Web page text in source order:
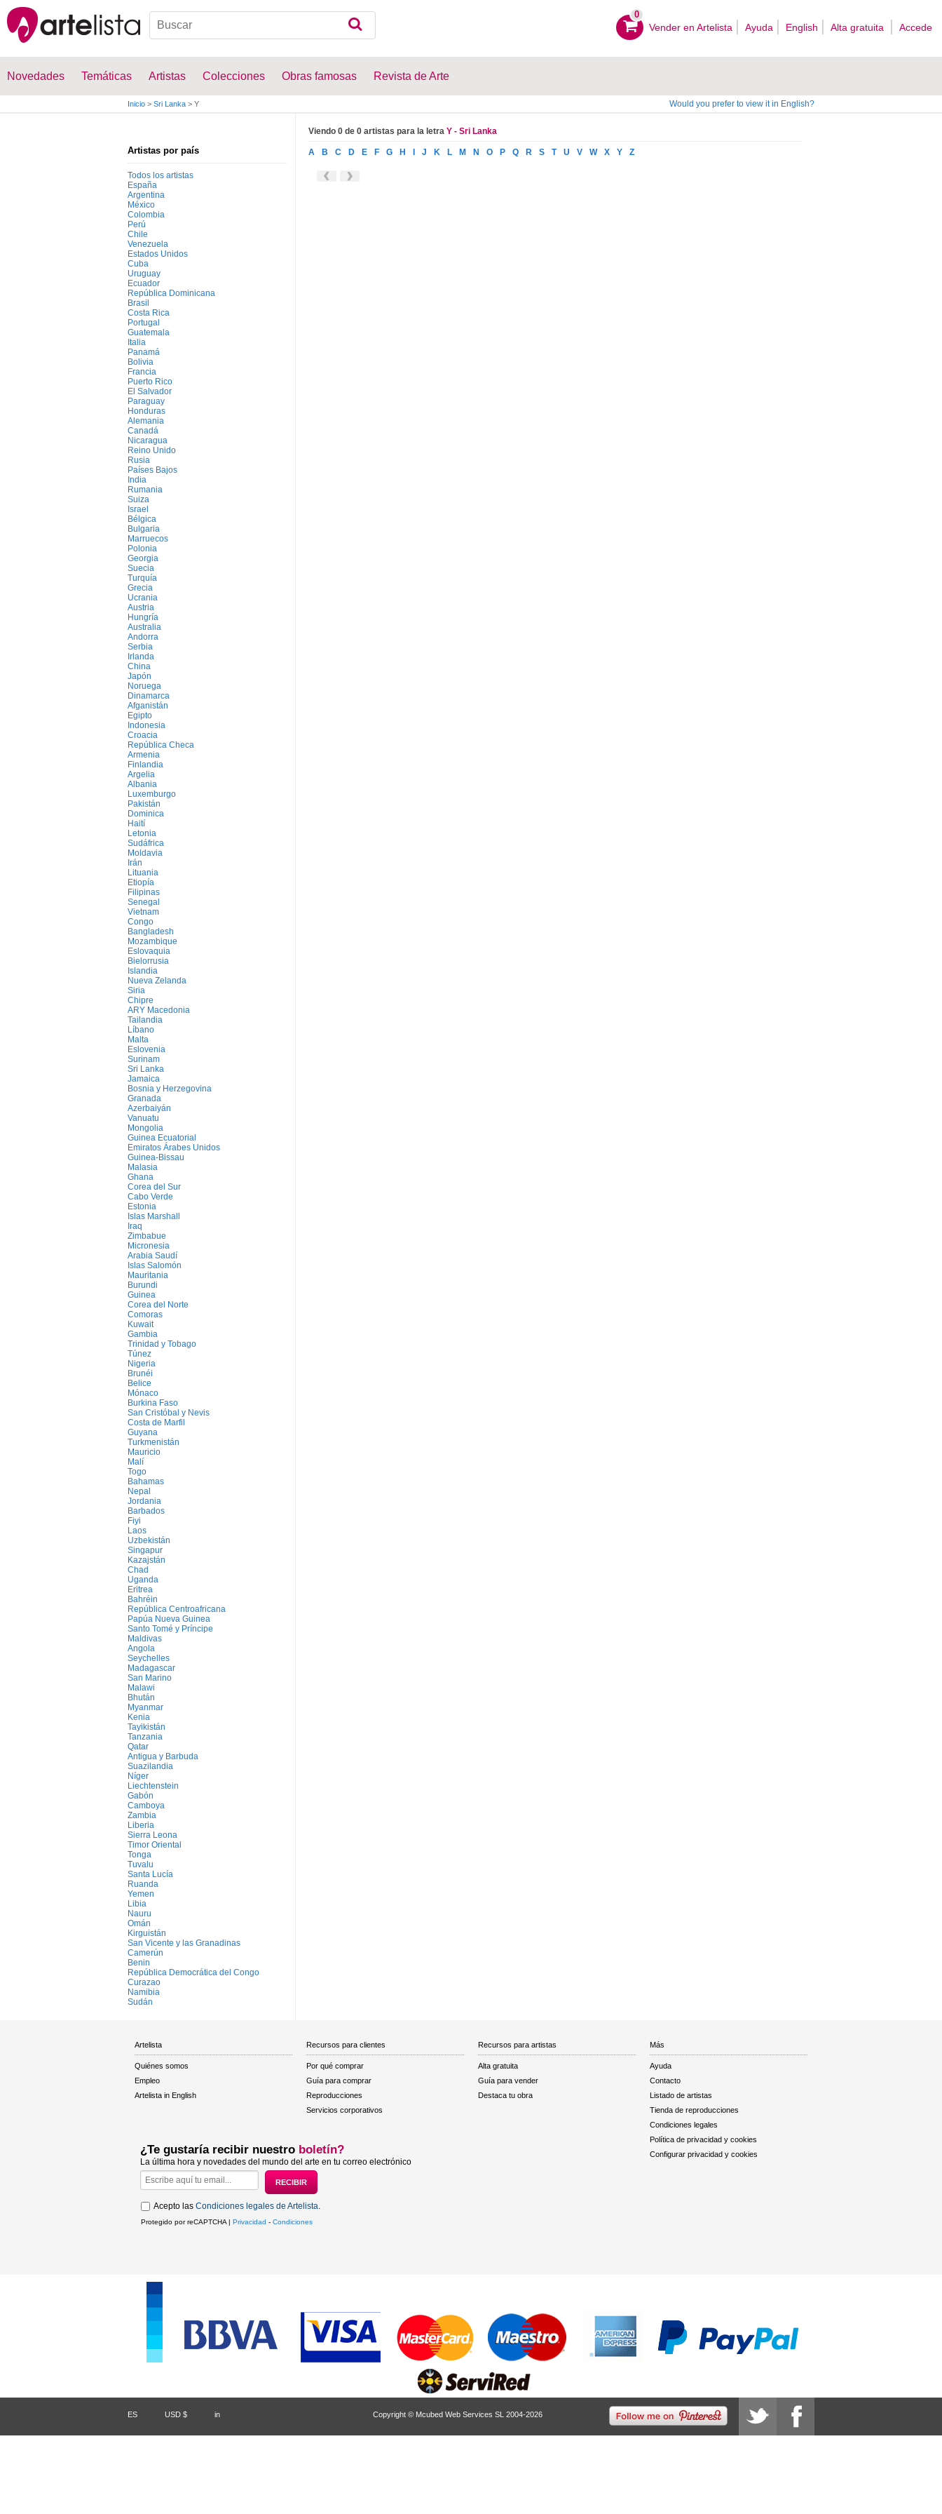
0
Vender en Artelista Ayuda English Alta gratuita Accede
Novedades Temáticas Artistas Colecciones Obras famosas Revista de Arte
Inicio > Sri Lanka > Y Would you prefer to view it in English?
Artistas por país
Todos los artistas
España
Argentina
México
Colombia
Perú
Chile
Venezuela
Estados Unidos
Cuba
Uruguay
Ecuador
República Dominicana
Brasil
Costa Rica
Portugal
Guatemala
Italia
Panamá
Bolivia
Francia
Puerto Rico
El Salvador
Paraguay
Honduras
Alemania
Canadá
Nicaragua
Reino Unido
Rusia
Países Bajos
India
Rumania
Suiza
Israel
Bélgica
Bulgaria
Marruecos
Polonia
Georgia
Suecia
Turquía
Grecia
Ucrania
Austria
Hungría
Australia
Andorra
Serbia
Irlanda
China
Japón
Noruega
Dinamarca
Afganistán
Egipto
Indonesia
Croacia
República Checa
Armenia
Finlandia
Argelia
Albania
Luxemburgo
Pakistán
Dominica
Haití
Letonia
Sudáfrica
Moldavia
Irán
Lituania
Etiopía
Filipinas
Senegal
Vietnam
Congo
Bangladesh
Mozambique
Eslovaquia
Bielorrusia
Islandia
Nueva Zelanda
Siria
Chipre
ARY Macedonia
Tailandia
Líbano
Malta
Eslovenia
Surinam
Sri Lanka
Jamaica
Bosnia y Herzegovina
Granada
Azerbaiyán
Vanuatu
Mongolia
Guinea Ecuatorial
Emiratos Árabes Unidos
Guinea-Bissau
Malasia
Ghana
Corea del Sur
Cabo Verde
Estonia
Islas Marshall
Iraq
Zimbabue
Micronesia
Arabia Saudí
Islas Salomón
Mauritania
Burundi
Guinea
Corea del Norte
Comoras
Kuwait
Gambia
Trinidad y Tobago
Túnez
Nigeria
Brunéi
Belice
Mónaco
Burkina Faso
San Cristóbal y Nevis
Costa de Marfil
Guyana
Turkmenistán
Mauricio
Malí
Togo
Bahamas
Nepal
Jordania
Barbados
Fiyi
Laos
Uzbekistán
Singapur
Kazajstán
Chad
Uganda
Eritrea
Bahréin
República Centroafricana
Papúa Nueva Guinea
Santo Tomé y Príncipe
Maldivas
Angola
Seychelles
Madagascar
San Marino
Malawi
Bhután
Myanmar
Kenia
Tayikistán
Tanzania
Qatar
Antigua y Barbuda
Suazilandia
Níger
Liechtenstein
Gabón
Camboya
Zambia
Liberia
Sierra Leona
Timor Oriental
Tonga
Tuvalu
Santa Lucía
Ruanda
Yemen
Libia
Nauru
Omán
Kirguistán
San Vicente y las Granadinas
Camerún
Benin
República Democrática del Congo
Curazao
Namibia
Sudán
Viendo 0 de 0 artistas para la letra Y - Sri Lanka
A B C D E F G H J K L M N O P Q R S T U V W X Y Z
Artelista
Quiénes somos
Empleo
Artelista in English
Recursos para clientes
Por qué comprar
Guía para comprar
Reproducciones
Servicios corporativos
Recursos para artistas
Alta gratuita
Guía para vender
Destaca tu obra
Más
Ayuda
Contacto
Listado de artistas
Tienda de reproducciones
Condiciones legales
Política de privacidad y cookies
Configurar privacidad y cookies
¿Te gustaría recibir nuestro boletín?
La última hora y novedades del mundo del arte en tu correo electrónico
Acepto las Condiciones legales de Artelista.
Protegido por reCAPTCHA | Privacidad - Condiciones
ES USD $ in Copyright © Mcubed Web Services SL 2004-2026